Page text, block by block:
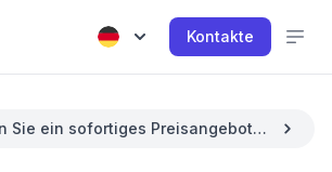
Kontakte
Sie ein sofortiges Preisangebot